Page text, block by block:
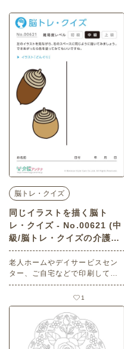
脳トレ・クイズ
同じイラストを描く脳ト
レ・クイズ - No.00621 (中
級/脳トレ・クイズの介護レ
ク素材)
老人ホームやデイサービスセン
ター、ご自宅などで印刷してお
使いいただける無料の高齢者向
け介護レク素材（脳トレ・クイ
ズ・中級）です。
1